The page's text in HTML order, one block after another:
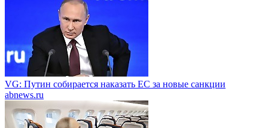
VG: Путин собирается наказать EC за новые санкции
abnews.ru